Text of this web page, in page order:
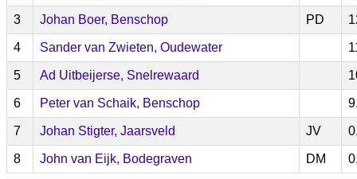
3 Johan Boer, Benschop PD
4 Sander van Zwieten, Oudewater
5 Ad Uitbeijerse, Snelrewaard
6 Peter van Schaik, Benschop
7 Johan Stigter, Jaarsveld JV
8 John van Eijk, Bodegraven DM